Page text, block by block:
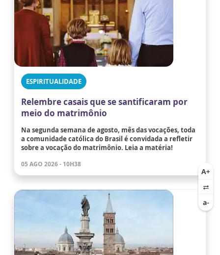
ESPIRITUALIDADE
Relembre casais que se santificaram por
meio do matrimônio
Na segunda semana de agosto, mês das vocações, toda
a comunidade católica do Brasil é convidada a refletir
sobre a vocação do matrimônio. Leia a matéria!
05 AGO 2026 - 10H38